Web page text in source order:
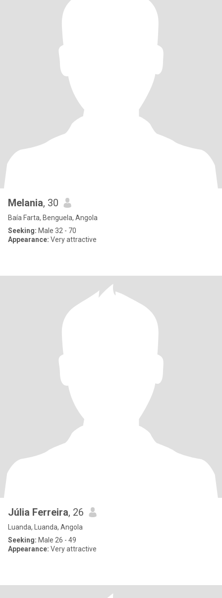
Melania, 30
Baía Farta, Benguela, Angola
Seeking: Male 32 - 70
Appearance: Very attractive
Júlia Ferreira, 26
Luanda, Luanda, Angola
Seeking: Male 26 - 49
Appearance: Very attractive